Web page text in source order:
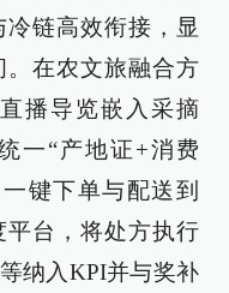
链高效衔接，显
在农文旅融合方
播导览嵌入采摘
一“产地证+消费
键下单与配送到
平台，将处方执行
纳入KPI并与奖补